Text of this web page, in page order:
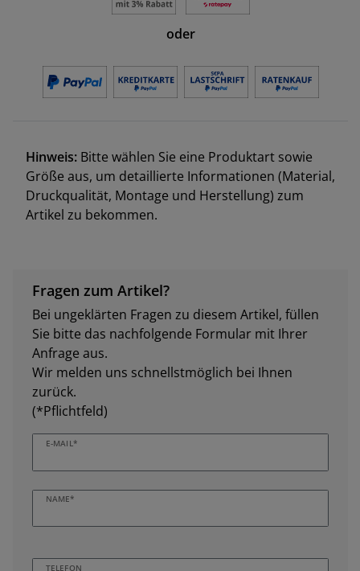
oder
Hinweis: Bitte wählen Sie eine Produktart sowie
Größe aus, um detaillierte Informationen (Material,
Druckqualität, Montage und Herstellung) zum
Artikel zu bekommen.
Fragen zum Artikel?
Bei ungeklärten Fragen zu diesem Artikel, füllen
Sie bitte das nachfolgende Formular mit Ihrer
Anfrage aus.
Wir melden uns schnellstmöglich bei Ihnen
zurück.
(*Pflichtfeld)
E-MAIL*
NAME*
TELEFON